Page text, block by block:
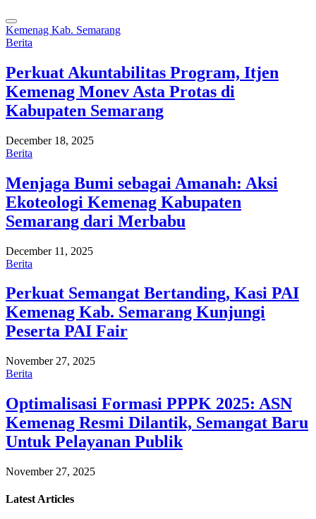
Kemenag Kab. Semarang
Berita
Perkuat Akuntabilitas Program, Itjen
Kemenag Monev Asta Protas di
Kabupaten Semarang
December 18, 2025
Berita
Menjaga Bumi sebagai Amanah: Aksi
Ekoteologi Kemenag Kabupaten
Semarang dari Merbabu
December 11, 2025
Berita
Perkuat Semangat Bertanding, Kasi PAI
Kemenag Kab. Semarang Kunjungi
Peserta PAI Fair
November 27, 2025
Berita
Optimalisasi Formasi PPPK 2025: ASN
Kemenag Resmi Dilantik, Semangat Baru
Untuk Pelayanan Publik
November 27, 2025
Latest Articles